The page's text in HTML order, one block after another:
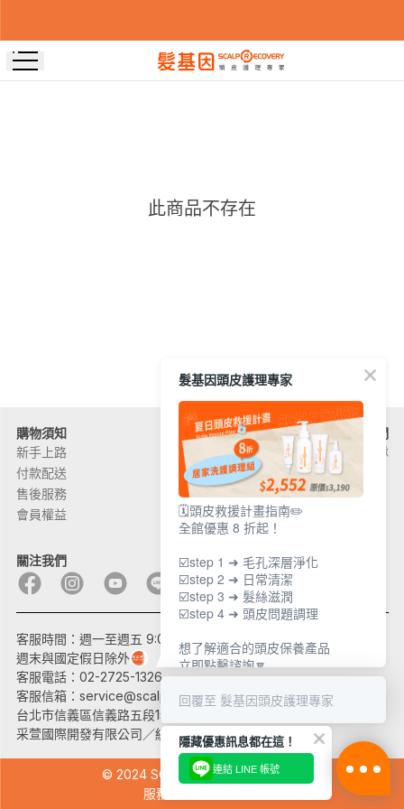
此商品不存在
購物須知
新手上路
付款配送
售後服務
會員權益
關於髮基因
品牌故事
頭皮問題
產品問題
外部通路
聯絡我們
加入團隊
關注我們
客服時間：週一至週五 9:00~17:30
週末與國定假日除外
客服電話：02-2725-1326
客服信箱： service@scalprecovery.com
台北市信義區信義路五段150巷10號B2
采萱國際開發有限公司／統一編號：27543512
© 2024 SCALP RECOVERY 髮基因
服務條款 隱私權政策
髮基因頭皮護理專家
🗓️頭皮救援計畫指南✏️
全館優惠 8 折起！
☑️step 1 ➜ 毛孔深層淨化
☑️step 2 ➜ 日常清潔
☑️step 3 ➜ 髮絲滋潤
☑️step 4 ➜ 頭皮問題調理
想了解適合的頭皮保養產品
立即點擊諮詢🔽
回覆至 髮基因頭皮護理專家
隱藏優惠訊息都在這！
連結 LINE 帳號